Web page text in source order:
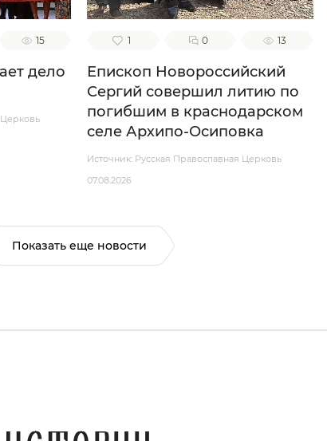
15
дело
1 0 13
Епископ Новороссийский
Сергий совершил литию по
погибшим в краснодарском
селе Архипо-Осиповка
Источник: Русская Православная Церковь
07.08.2026
Показать еще новости